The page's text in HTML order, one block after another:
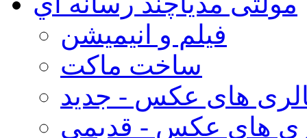
فیلم و انیمیشن
ساخت ماکت
های عکس - جدید
های عکس - قدیمی